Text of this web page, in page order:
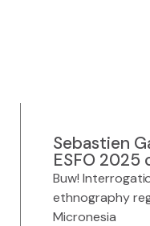
Sebastien
ESFO 2025
Buw!
ethnography
Micronesia